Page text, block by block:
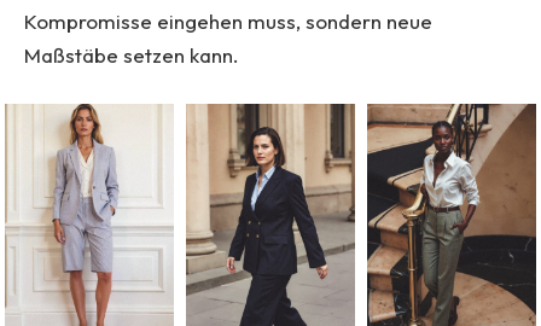
Kompromisse eingehen muss, sondern neue
Maßstäbe setzen kann.